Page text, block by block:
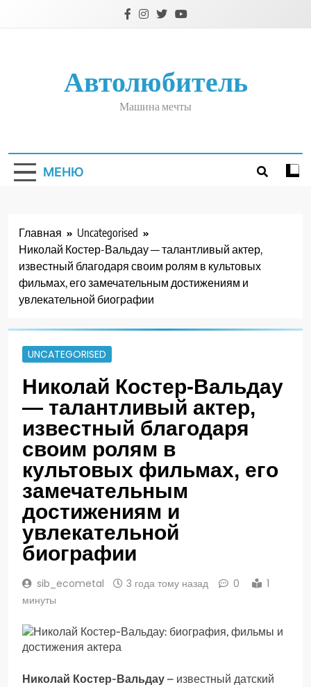
Автолюбитель
Машина мечты
МЕНЮ
Главная
Uncategorised
Николай Костер-Вальдау — талантливый актер,
известный благодаря своим ролям в культовых
фильмах, его замечательным достижениям и
увлекательной биографии
UNCATEGORISED
Николай Костер-Вальдау
— талантливый актер,
известный благодаря
своим ролям в
культовых фильмах, его
замечательным
достижениям и
увлекательной
биографии
sib_ecometal 3 года тому назад 0
1
минуты
Николай Костер-Вальдау – известный датский